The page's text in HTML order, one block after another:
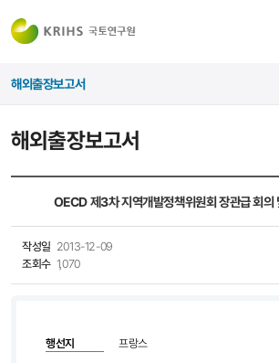
해외출장보고서
해외출장보고서
OECD 제3차 지역개발정책위원회 장관급 회의
작성일 2013-12-09
조회수 1,070
행선지 프랑스